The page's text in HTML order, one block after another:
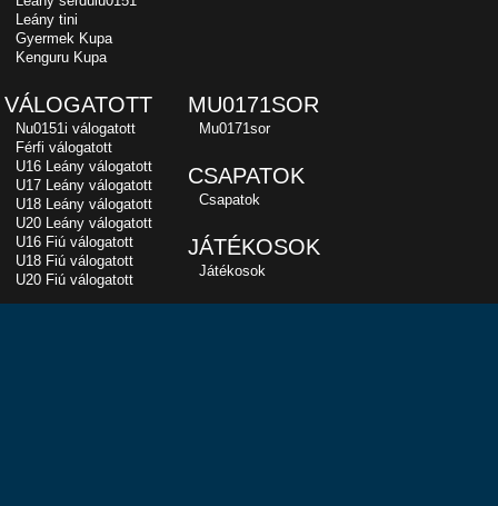
Leány tini
Gyermek Kupa
Kenguru Kupa
VÁLOGATOTT
Nu0151i válogatott
Férfi válogatott
U16 Leány válogatott
U17 Leány válogatott
U18 Leány válogatott
U20 Leány válogatott
U16 Fiú válogatott
U18 Fiú válogatott
U20 Fiú válogatott
MU0171SOR
Mu0171sor
CSAPATOK
Csapatok
JÁTÉKOSOK
Játékosok